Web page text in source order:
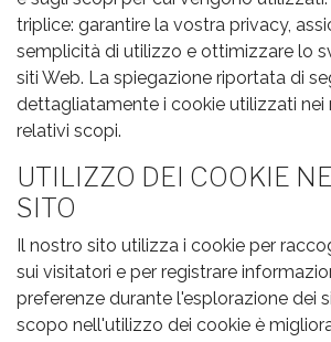
triplice: garantire la vostra privacy,
semplicità di utilizzo e ottimizzare lo
siti Web. La spiegazione riportata di
dettagliatamente i cookie utilizzati nei
relativi scopi.
UTILIZZO DEI COOKIE
SITO
Il nostro sito utilizza i cookie per
sui visitatori e per registrare
preferenze durante l'esplorazione dei
scopo nell'utilizzo dei cookie è